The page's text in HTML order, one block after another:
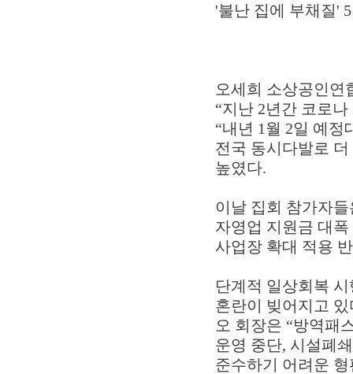
'불난 집에 부채질'
오세희 소상공인연
“지난 2년간 코로
“내년 1월 2일 예
전국 동시다발로
높였다.
이날 집회 참가자
자영업 지원금 대
사업장 확대 적용
단계적 일상회복
혼란이 빚어지고
오 회장은 “방역패
운영 중단, 시설폐
준수하기 어려운